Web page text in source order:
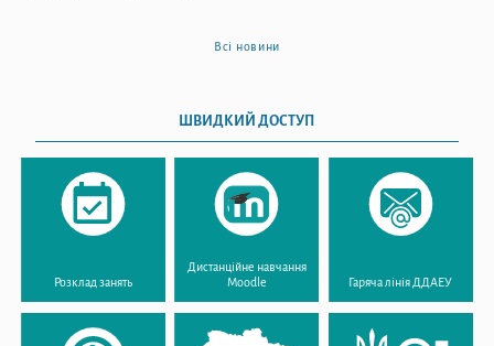
Всі новини
ШВИДКИЙ ДОСТУП
Розклад занять
Дистанційне навчання
Moodle
Гаряча лінія ДДАЕУ